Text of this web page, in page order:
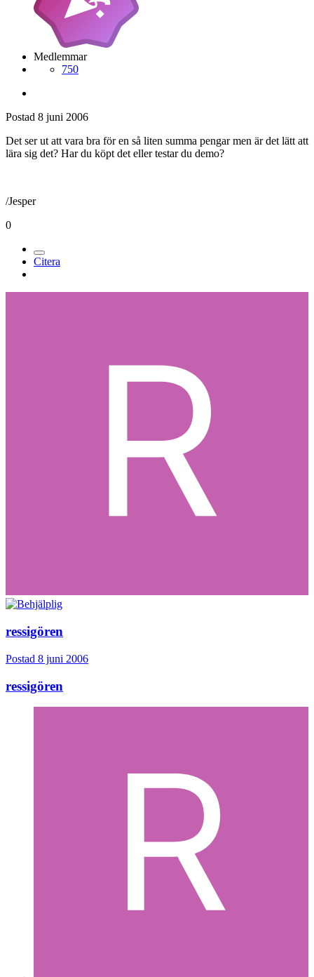
Medlemmar
750
Postad 8 juni 2006
Det ser ut att vara bra för en så liten summa pengar men är det lätt att
lära sig det? Har du köpt det eller testar du demo?
/Jesper
0
Citera
ressigören
Postad 8 juni 2006
ressigören